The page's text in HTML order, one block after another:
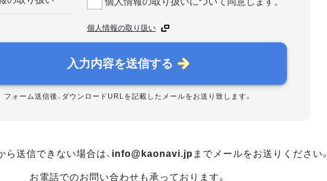
個人情報の取り扱い
入力内容を送信する
フォーム送信後、ダウンロードURLを記載したメールをお送り致します。
送信できない場合は、 info@kaonavi.jp までメールをお送りください。
お電話でのお問い合わせも承っております。